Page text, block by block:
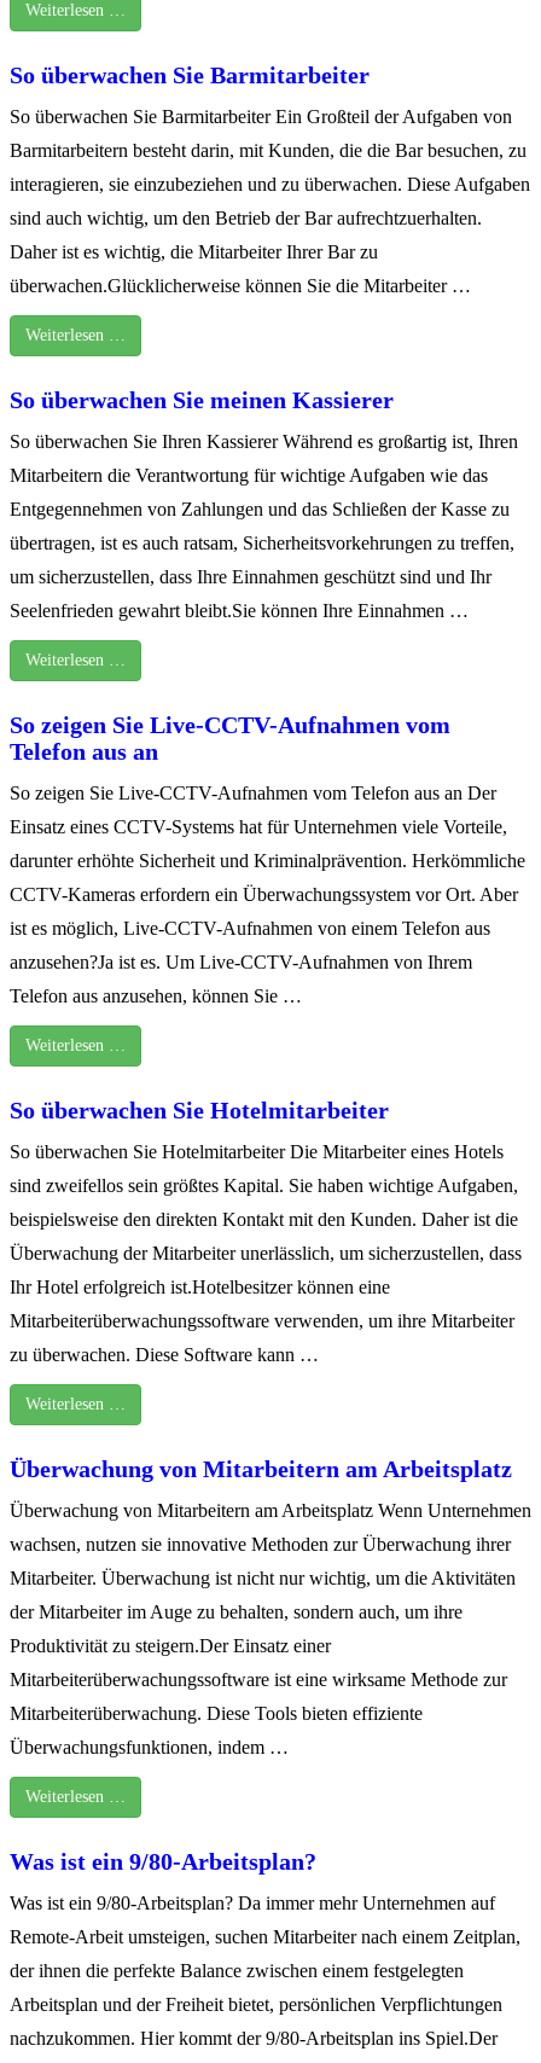
Weiterlesen …
So überwachen Sie Barmitarbeiter
So überwachen Sie Barmitarbeiter Ein Großteil der Aufgaben von
Barmitarbeitern besteht darin, mit Kunden, die die Bar besuchen, zu
interagieren, sie einzubeziehen und zu überwachen. Diese Aufgaben
sind auch wichtig, um den Betrieb der Bar aufrechtzuerhalten.
Daher ist es wichtig, die Mitarbeiter Ihrer Bar zu
überwachen.Glücklicherweise können Sie die Mitarbeiter …
Weiterlesen …
So überwachen Sie meinen Kassierer
So überwachen Sie Ihren Kassierer Während es großartig ist, Ihren
Mitarbeitern die Verantwortung für wichtige Aufgaben wie das
Entgegennehmen von Zahlungen und das Schließen der Kasse zu
übertragen, ist es auch ratsam, Sicherheitsvorkehrungen zu treffen,
um sicherzustellen, dass Ihre Einnahmen geschützt sind und Ihr
Seelenfrieden gewahrt bleibt.Sie können Ihre Einnahmen …
Weiterlesen …
So zeigen Sie Live-CCTV-Aufnahmen vom
Telefon aus an
So zeigen Sie Live-CCTV-Aufnahmen vom Telefon aus an Der
Einsatz eines CCTV-Systems hat für Unternehmen viele Vorteile,
darunter erhöhte Sicherheit und Kriminalprävention. Herkömmliche
CCTV-Kameras erfordern ein Überwachungssystem vor Ort. Aber
ist es möglich, Live-CCTV-Aufnahmen von einem Telefon aus
anzusehen?Ja ist es. Um Live-CCTV-Aufnahmen von Ihrem
Telefon aus anzusehen, können Sie …
Weiterlesen …
So überwachen Sie Hotelmitarbeiter
So überwachen Sie Hotelmitarbeiter Die Mitarbeiter eines Hotels
sind zweifellos sein größtes Kapital. Sie haben wichtige Aufgaben,
beispielsweise den direkten Kontakt mit den Kunden. Daher ist die
Überwachung der Mitarbeiter unerlässlich, um sicherzustellen, dass
Ihr Hotel erfolgreich ist.Hotelbesitzer können eine
Mitarbeiterüberwachungssoftware verwenden, um ihre Mitarbeiter
zu überwachen. Diese Software kann …
Weiterlesen …
Überwachung von Mitarbeitern am Arbeitsplatz
Überwachung von Mitarbeitern am Arbeitsplatz Wenn Unternehmen
wachsen, nutzen sie innovative Methoden zur Überwachung ihrer
Mitarbeiter. Überwachung ist nicht nur wichtig, um die Aktivitäten
der Mitarbeiter im Auge zu behalten, sondern auch, um ihre
Produktivität zu steigern.Der Einsatz einer
Mitarbeiterüberwachungssoftware ist eine wirksame Methode zur
Mitarbeiterüberwachung. Diese Tools bieten effiziente
Überwachungsfunktionen, indem …
Weiterlesen …
Was ist ein 9/80-Arbeitsplan?
Was ist ein 9/80-Arbeitsplan? Da immer mehr Unternehmen auf
Remote-Arbeit umsteigen, suchen Mitarbeiter nach einem Zeitplan,
der ihnen die perfekte Balance zwischen einem festgelegten
Arbeitsplan und der Freiheit bietet, persönlichen Verpflichtungen
nachzukommen. Hier kommt der 9/80-Arbeitsplan ins Spiel.Der